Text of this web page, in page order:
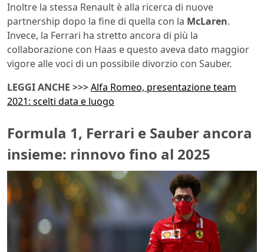
Inoltre la stessa Renault è alla ricerca di nuove
partnership dopo la fine di quella con la McLaren.
Invece, la Ferrari ha stretto ancora di più la
collaborazione con Haas e questo aveva dato maggior
vigore alle voci di un possibile divorzio con Sauber.
LEGGI ANCHE >>>Alfa Romeo, presentazione team
2021: scelti data e luogo
Formula 1, Ferrari e Sauber ancora
insieme: rinnovo fino al 2025